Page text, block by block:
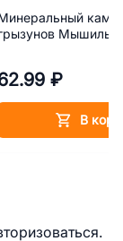
Мышильд
₽
В